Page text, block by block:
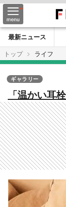
最新ニュース
トップ
ライフ
「温かい耳
響…耳を温め
聞いた
ギャラリー